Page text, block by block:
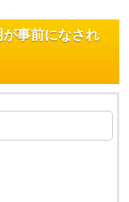
事前になされ